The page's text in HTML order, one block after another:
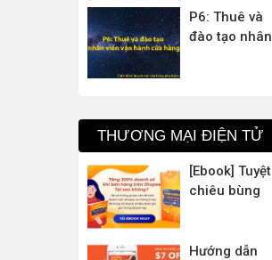
P6: Thuê và
đào tạo nhân
THƯƠNG MẠI ĐIỆN TỬ
[Ebook] Tuyệt
chiêu bùng
bí kíp bán
Hướng dẫn